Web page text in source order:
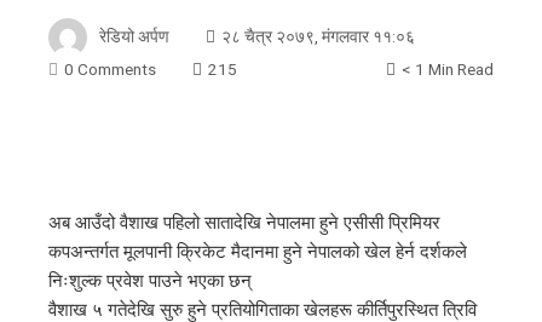
रेडियो अर्पण
२८ चैत्र २०७९, मंगलवार ११:०६
0 Comments
215 < 1 Min Read
अब आउँदो वैशाख पहिलो सातादेखि नेपालमा हुने एसीसी प्रिमियर
कपअन्तर्गत मूलपानी क्रिकेट मैदानमा हुने नेपालको खेल हेर्न दर्शकले
निःशुल्क प्रवेश पाउने भएका छन्
वैशाख ५ गतेदेखि सुरु हुने प्रतियोगिताका खेलहरू कीर्तिपुरस्थित त्रिवि